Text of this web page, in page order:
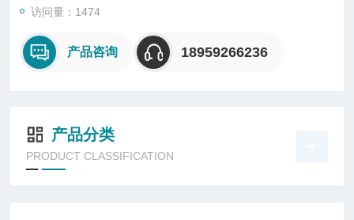
访问量：1474
产品咨询 18959266236
产品分类
PRODUCT CLASSIFICATION